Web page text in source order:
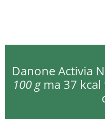
Danone Activia
100 gma 37 kcal